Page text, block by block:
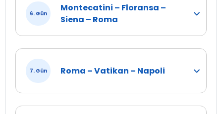
6. Gün
Montecatini – Floransa –
Siena – Roma
7. Gün Roma – Vatikan – Napoli